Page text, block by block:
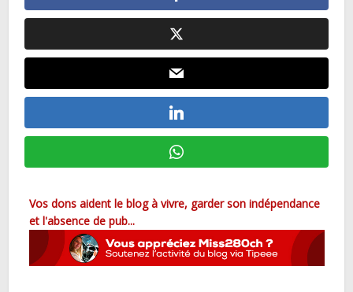
Vos dons aident le blog à vivre, garder son indépendance
et l'absence de pub...